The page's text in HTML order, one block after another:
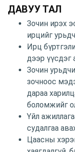
ДАВУУ ТАЛ
Зочин ирэх
ирцийг
Ирц
дээр үүсдэг
Зочин
зочноос
дараа
боломжийг
Үйл
судалгаа
Цаасны